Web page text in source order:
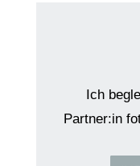
Ich
Partner:in